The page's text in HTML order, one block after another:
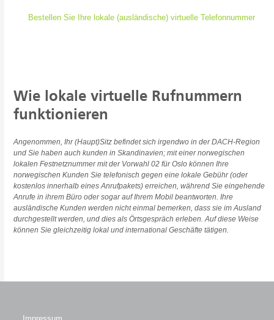
Bestellen Sie Ihre lokale (ausländische) virtuelle Telefonnummer
Wie lokale virtuelle Rufnummern
funktionieren
Angenommen, Ihr (Haupt)Sitz befindet sich irgendwo in der DACH-Region
und Sie haben auch kunden in Skandinavien; mit einer norwegischen
lokalen Festnetznummer mit der Vorwahl 02 für Oslo können Ihre
norwegischen Kunden Sie telefonisch gegen eine lokale Gebühr (oder
kostenlos innerhalb eines Anrufpakets) erreichen, während Sie eingehende
Anrufe in ihrem Büro oder sogar auf Ihrem Mobil beantworten. Ihre
ausländische Kunden werden nicht einmal bemerken, dass sie im Ausland
durchgestellt werden, und dies als Örtsgespräch erleben. Auf diese Weise
können Sie gleichzeitig lokal und international Geschäfte tätigen.